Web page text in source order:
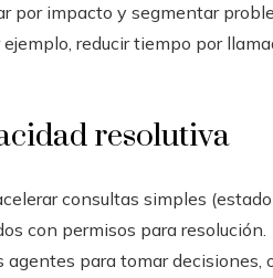
por impacto y segmentar
reducir tiempo por
resolutiva
consultas simples
con permisos para resolución.
agentes para tomar decisiones,